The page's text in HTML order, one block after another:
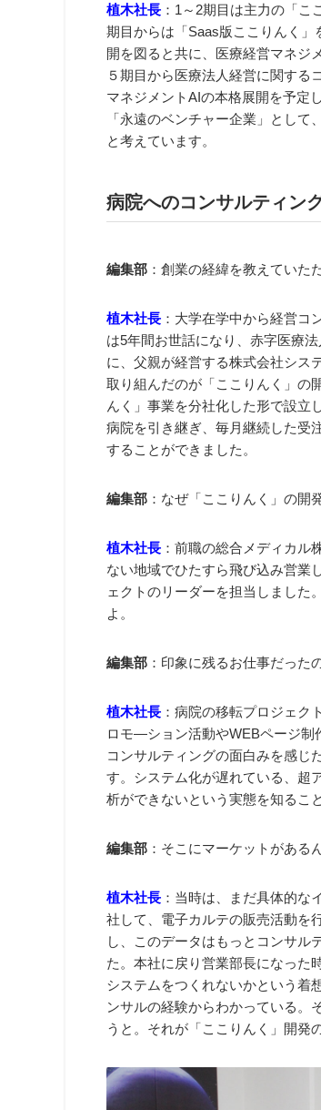
植木社長 ：1～2期目は主力の「
期目からは「Saas版ここりんく
開を図ると共に、医療経営マネジ
５期目から医療法人経営に関する
マネジメントAIの本格展開を予定
「永遠のベンチャー企業」とし
と考えています。
病院へのコンサルティン
編集部 ：創業の経緯を教えていた
植木社長 ：大学在学中から経営コ
は5年間お世話になり、赤字医療
に、父親が経営する株式会社シス
取り組んだのが「ここりんく」の
んく」事業を分社化した形で設立
病院を引き継ぎ、毎月継続した受
することができました。
編集部 ：なぜ「ここりんく」の開
植木社長 ：前職の総合メディカル
ない地域でひたすら飛び込み営業
ェクトのリーダーを担当しました
よ。
編集部 ：印象に残るお仕事だった
植木社長 ：病院の移転プロジェク
ロモ―ション活動やWEBページ制
コンサルティングの面白みを感じ
す。システム化が遅れている、超
析ができないという実態を知るこ
編集部 ：そこにマーケットがある
植木社長 ：当時は、まだ具体的な
社して、電子カルテの販売活動を
し、このデータはもっとコンサル
た。本社に戻り営業部長になった
システムをつくれないかという着
ンサルの経験からわかっている。
うと。それが「ここりんく」開発